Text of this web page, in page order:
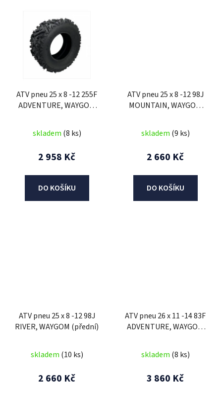
ATV pneu 25 x 8 -12 255F
ADVENTURE, WAYGOM
skladem (8 ks)
2 958 Kč
DO KOŠÍKU
ATV pneu 25 x 8 -12 98J
MOUNTAIN, WAYGOM
skladem (9 ks)
2 660 Kč
DO KOŠÍKU
ATV pneu 25 x 8 -12 98J
RIVER, WAYGOM (přední)
skladem (10 ks)
2 660 Kč
ATV pneu 26 x 11 -14 83F
ADVENTURE, WAYGOM
skladem (8 ks)
3 860 Kč